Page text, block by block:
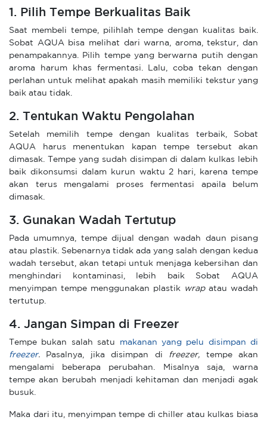
1. Pilih Tempe Berkualitas Baik
Saat membeli tempe, pilihlah tempe dengan kualitas baik.
Sobat AQUA bisa melihat dari warna, aroma, tekstur, dan
penampakannya. Pilih tempe yang berwarna putih dengan
aroma harum khas fermentasi. Lalu, coba tekan dengan
perlahan untuk melihat apakah masih memiliki tekstur yang
baik atau tidak.
2. Tentukan Waktu Pengolahan
Setelah memilih tempe dengan kualitas terbaik, Sobat
AQUA harus menentukan kapan tempe tersebut akan
dimasak. Tempe yang sudah disimpan di dalam kulkas lebih
baik dikonsumsi dalam kurun waktu 2 hari, karena tempe
akan terus mengalami proses fermentasi apaila belum
dimasak.
3. Gunakan Wadah Tertutup
Pada umumnya, tempe dijual dengan wadah daun pisang
atau plastik. Sebenarnya tidak ada yang salah dengan kedua
wadah tersebut, akan tetapi untuk menjaga kebersihan dan
menghindari kontaminasi, lebih baik Sobat AQUA
menyimpan tempe menggunakan plastik
wrap atau wadah
tertutup.
4. Jangan Simpan di Freezer
Tempe bukan salah satu
makanan yang pelu disimpan di
freezer. Pasalnya, jika disimpan di freezer, tempe akan
mengalami beberapa perubahan. Misalnya saja, warna
tempe akan berubah menjadi kehitaman dan menjadi agak
busuk.
Maka dari itu, menyimpan tempe di chiller atau kulkas biasa